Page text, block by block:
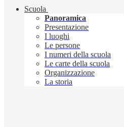
Scuola
Panoramica
Presentazione
I luoghi
Le persone
I numeri della scuola
Le carte della scuola
Organizzazione
La storia